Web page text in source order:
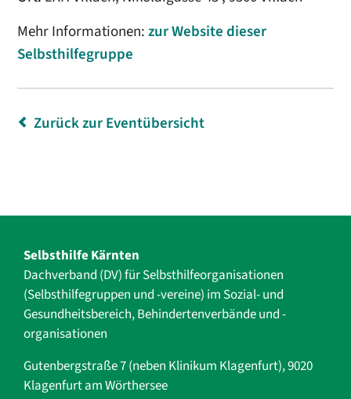
Mehr Informationen:zur Website dieser
Selbsthilfegruppe
Zurück zur Eventübersicht
Selbsthilfe Kärnten
Dachverband (DV) für Selbsthilfe­organisationen
(Selbsthilfegruppen und -vereine) im Sozial- und
Gesundheits­bereich, ­Behindertenverbände und ­-
organisationen
Gutenbergstraße 7 (neben Klinikum Klagenfurt), 9020
Klagenfurt am Wörthersee